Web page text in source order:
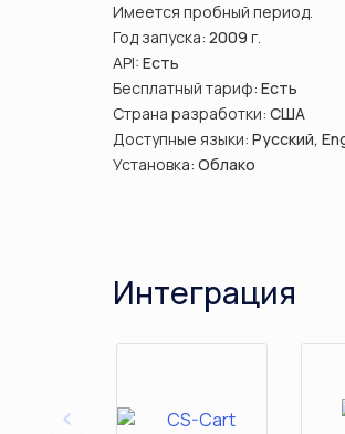
Имеется пробный период.
Год запуска: 2009 г.
API: Есть
Бесплатный тариф: Есть
Страна разработки: США
Доступные языки: Русский,
Установка: Облако
Интеграция
Previous